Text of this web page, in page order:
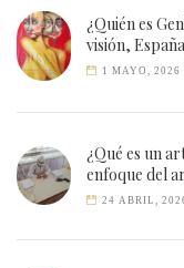
¿Quién es
visión,
1 MAYO, 2026
¿Qué es un
enfoque del
24 ABRIL,